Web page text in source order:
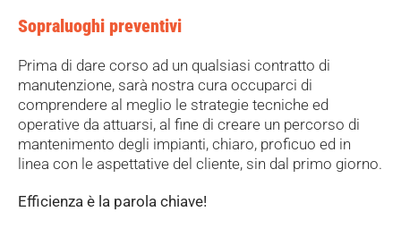
Sopraluoghi preventivi
Prima di dare corso ad un qualsiasi contratto di
manutenzione, sarà nostra cura occuparci di
comprendere al meglio le strategie tecniche ed
operative da attuarsi, al fine di creare un percorso di
mantenimento degli impianti, chiaro, proficuo ed in
linea con le aspettative del cliente, sin dal primo giorno.
Efficienza è la parola chiave!